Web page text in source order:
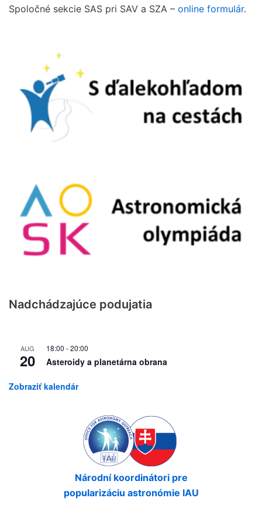
Spoločné sekcie SAS pri SAV a SZA – online formulár.
Nadchádzajúce podujatia
AUG
20
18:00 -20:00
Asteroidy a planetárna obrana
Zobraziť kalendár
Národní koordinátori pre
popularizáciu astronómie IAU